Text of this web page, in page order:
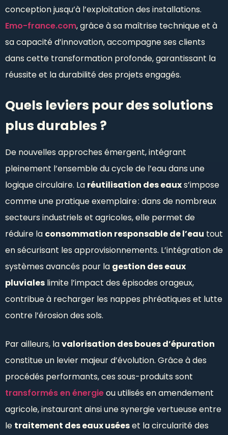
conception jusqu’à l’exploitation des installations.
Emo-france.com, grâce à sa maîtrise technique et à
sa capacité d’innovation, accompagne ses clients
dans cette transformation profonde, garantissant la
réussite et la durabilité des projets engagés.
Quels leviers pour des solutions
plus durables ?
De nouvelles approches émergent, intégrant
pleinement l’ensemble du cycle de l’eau dans une
logique circulaire. La réutilisation des eauxs’impose
comme une pratique exemplaire : dans de nombreux
secteurs industriels et agricoles, elle permet de
réduire la consommation responsable de l’eau tout
en sécurisant les approvisionnements. L’intégration de
systèmes avancés pour la gestion des eaux
pluviales limite l’impact des épisodes orageux,
contribue à recharger les nappes phréatiques et lutte
contre l’érosion des sols.
Par ailleurs, lavalorisation des boues d’épuration
constitue un levier majeur d’évolution. Grâce à des
procédés performants, ces sous-produits sont
transformés en énergieou utilisés en amendement
agricole, instaurant ainsi une synergie vertueuse entre
le traitement des eaux uséeset la circularité des